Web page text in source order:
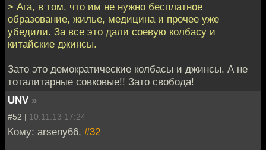
> Ага, в том, что им не нужно бесплатное
образование, жилье, медицина и прочее уже
убедили. За все это дали соевую колбасу и
китайские джинсы.
Зато это демократические колбасы и джинсы. А не
тоталитарные совковые!! Зато свобода!
UNV »
#52 | 10.11.13 17:24
Кому: arseny66, #32